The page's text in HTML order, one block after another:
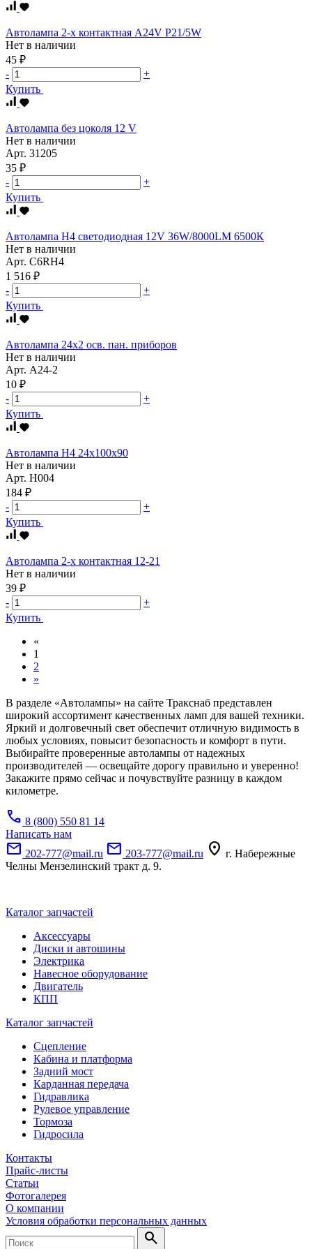
Автолампа 2-х контактная А24V P21/5W
Нет в наличии
45 ₽
-
+
Купить
Автолампа без цоколя 12 V
Нет в наличии
Арт. 31205
35 ₽
-
+
Купить
Автолампа Н4 светодиодная 12V 36W/8000LM 6500К
Нет в наличии
Арт. С6RH4
1 516 ₽
-
+
Купить
Автолампа 24х2 осв. пан. приборов
Нет в наличии
Арт. А24-2
10 ₽
-
+
Купить
Автолампа Н4 24х100х90
Нет в наличии
Арт. Н004
184 ₽
-
+
Купить
Автолампа 2-х контактная 12-21
Нет в наличии
39 ₽
-
+
Купить
«
1
2
»
В разделе «Автолампы» на сайте Тракснаб представлен
широкий ассортимент качественных ламп для вашей техники.
Яркий и долговечный свет обеспечит отличную видимость в
любых условиях, повысит безопасность и комфорт в пути.
Выбирайте проверенные автолампы от надежных
производителей — освещайте дорогу правильно и уверенно!
Закажите прямо сейчас и почувствуйте разницу в каждом
километре.
call 8 (800) 550 81 14
Написать нам
mail 202-777@mail.ru mail 203-777@mail.ru location_on г. Набережные
Челны Мензелинский тракт д. 9.
Каталог запчастей
Аксессуары
Диски и автошины
Электрика
Навесное оборудование
Двигатель
КПП
Каталог запчастей
Сцепление
Кабина и платформа
Задний мост
Карданная передача
Гидравлика
Рулевое управление
Тормоза
Гидросила
Контакты
Прайс-листы
Статьи
Фотогалерея
О компании
Условия обработки персональных данных
search